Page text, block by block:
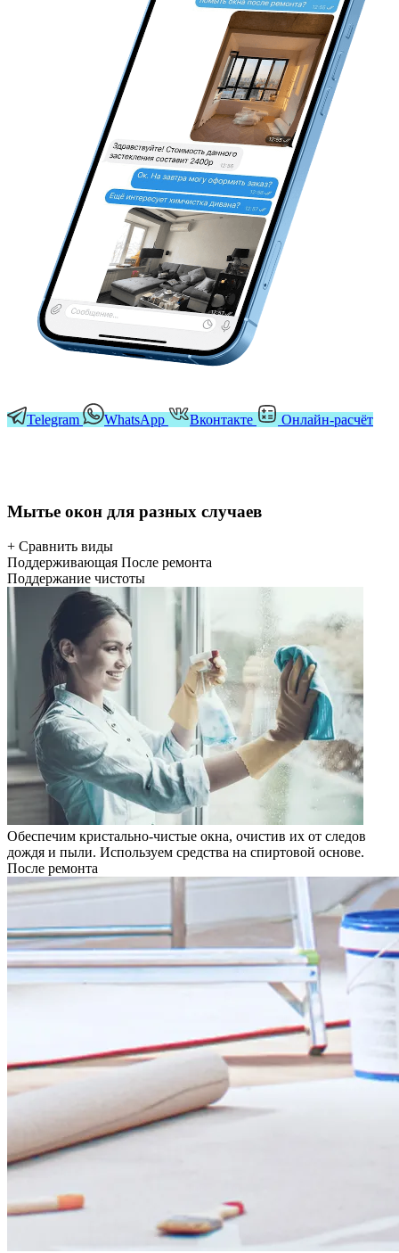
Telegram WhatsApp Вконтакте Онлайн-расчёт
Мытье окон для разных случаев
+ Сравнить виды
Поддерживающая После ремонта
Поддержание чистоты
Обеспечим кристально-чистые окна, очистив их от следов
дождя и пыли. Используем средства на спиртовой основе.
После ремонта